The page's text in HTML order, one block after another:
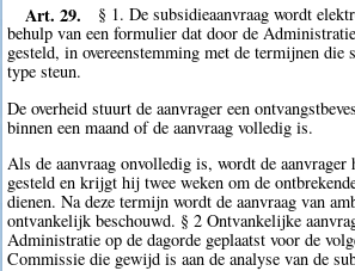
Art. 29.
§ 1. De subsidieaanvraag wordt
behulp van een formulier dat door de
gesteld, in overeenstemming met de termijnen
type steun.
De overheid stuurt de aanvrager een
binnen een maand of de aanvraag volledig is.
Als de aanvraag onvolledig is, wordt de aanvrager
gesteld en krijgt hij twee weken om de
dienen. Na deze termijn wordt de aanvraag van
ontvankelijk beschouwd. § 2 Ontvankelijke
Administratie op de dagorde geplaatst voor de
Commissie die gewijd is aan de analyse van de